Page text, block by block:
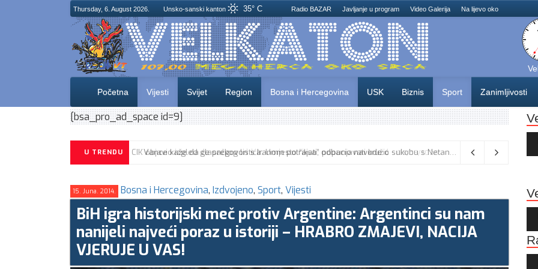
Thursday, 6. August 2026. Unsko-sanski kanton 35° C Radio BAZAR Javljanje u program Video Galerija Na lijevo oko
Početna Vijesti Svijet Region Bosna i Hercegovina USK Biznis Sport Zanimljivosti
[bsa_pro_ad_space id=9]
U TRENDU CIK objavio izgled glasačkog listića: Umjesto “iksa” popunjavati kružić 06/08/2026
15. Juna. 2014. Bosna i Hercegovina, Izdvojeno, Sport, Vijesti
BiH igra historijski meč protiv Argentine: Argentinci su nam
nanijeli najveći poraz u istoriji – HRABRO ZMAJEVI, NACIJA
VJERUJE U VAS!